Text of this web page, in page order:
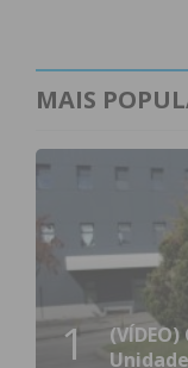
MAIS
1